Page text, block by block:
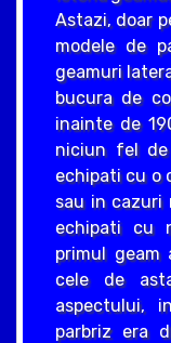
Astazi, doar
modele de
geamuri
bucura de
inainte de
niciun fel
echipati cu o
sau in cazuri
echipati cu
primul geam
cele de
aspectului,
parbriz era